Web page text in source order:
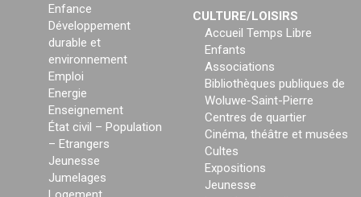
Enfance
Développement
durable et
environnement
Emploi
Energie
Enseignement
État civil – Population
– Etrangers
Jeunesse
Jumelages
CULTURE/LOISIRS
Accueil Temps Libre
Enfants
Associations
Bibliothèques publiques de
Woluwe-Saint-Pierre
Centres de quartier
Cinéma, théâtre et musées
Cultes
Expositions
Jeunesse